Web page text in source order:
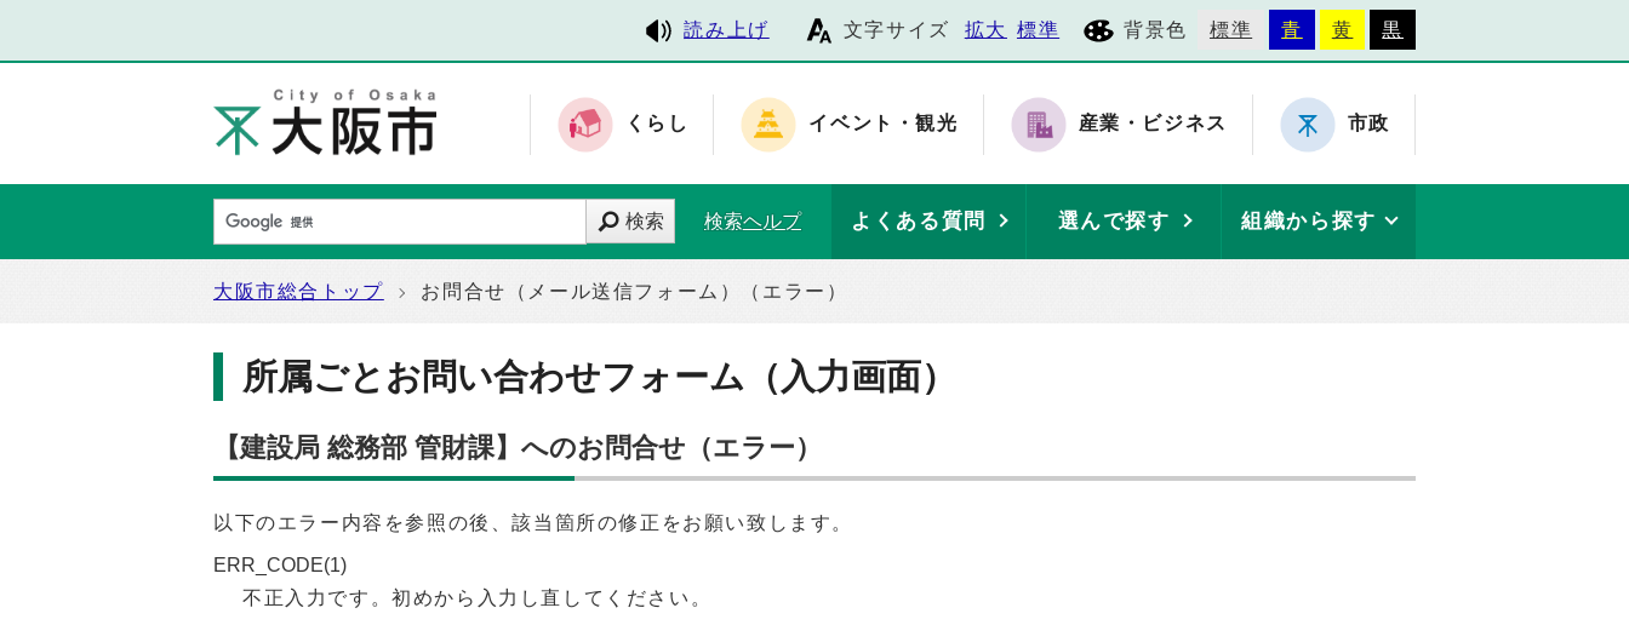
読み上げ 文字サイズ 拡大 標準 背景色 標準 青 黄 黒
くらし イベント・観光 産業・ビジネス 市政
検索 検索ヘルプ よくある質問 選んで探す 組織から探す
大阪市総合トップ お問合せ（メール送信フォーム）（エラー）
所属ごとお問い合わせフォーム（入力画面）
【建設局 総務部 管財課】へのお問合せ（エラー）
以下のエラー内容を参照の後、該当箇所の修正をお願い致します。
ERR_CODE(1)
不正入力です。初めから入力し直してください。